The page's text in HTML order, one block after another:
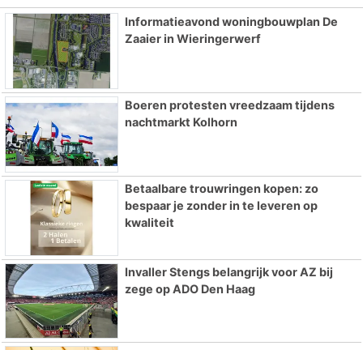
Informatieavond woningbouwplan De
Zaaier in Wieringerwerf
Boeren protesten vreedzaam tijdens
nachtmarkt Kolhorn
Betaalbare trouwringen kopen: zo
bespaar je zonder in te leveren op
kwaliteit
Invaller Stengs belangrijk voor AZ bij
zege op ADO Den Haag